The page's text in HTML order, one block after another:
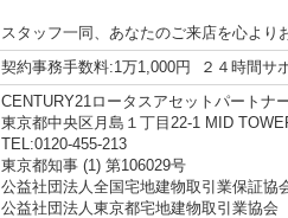
スタッフ一同、あなたのご来店を心より
契約事務手数料:1万1,000円 ２４時間サ
CENTURY21ロータスアセットパートナ
東京都中央区月島１丁目22-1 MID
TEL:0120-455-213
東京都知事 (1) 第106029号
公益社団法人全国宅地建物取引業保証協
公益社団法人東京都宅地建物取引業協会